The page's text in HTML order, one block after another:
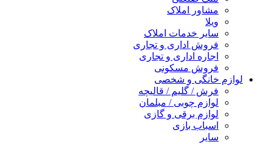
مشاور املاک
ویلا
سایر خدمات املاک
فروش اداری و تجاری
اجاره اداری و تجاری
فروش مسکونی
لوازم خانگی و شخصی
فرش / گلیم / قالیچه
لوازم چوبی / مبلمان
لوازم برقی و گازی
اسباب بازی
سایر